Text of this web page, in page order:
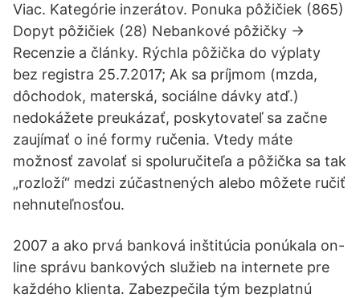
Viac. Kategórie inzerátov. Ponuka pôžičiek (865)
Dopyt pôžičiek (28) Nebankové pôžičky →
Recenzie a články. Rýchla pôžička do výplaty
bez registra 25.7.2017; Ak sa príjmom (mzda,
dôchodok, materská, sociálne dávky atď.)
nedokážete preukázať, poskytovateľ sa začne
zaujímať o iné formy ručenia. Vtedy máte
možnosť zavolať si spoluručiteľa a pôžička sa tak
„rozloží“ medzi zúčastnených alebo môžete ručiť
nehnuteľnosťou.
2007 a ako prvá banková inštitúcia ponúkala on-
line správu bankových služieb na internete pre
každého klienta. Zabezpečila tým bezplatnú